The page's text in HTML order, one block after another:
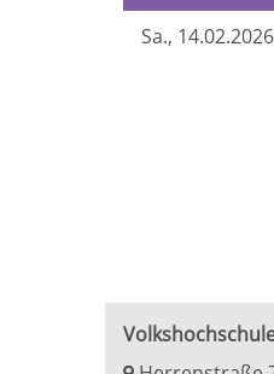
Sa., 14.02.2026